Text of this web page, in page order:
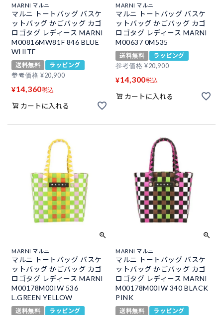
MARNI マルニ
マルニ トートバッグ バスケ
ットバッグ かごバッグ カゴ
ロゴタグ レディース MARNI
M00816MW81F 846 BLUE
WHITE
送料無料
ラッピング
参考価格 ¥20,900
¥14,360税込
カートに入れる
MARNI マルニ
マルニ トートバッグ バスケ
ットバッグ かごバッグ カゴ
ロゴタグ レディース MARNI
M00637 0M535
送料無料
ラッピング
参考価格 ¥20,900
¥14,300税込
カートに入れる
MARNI マルニ
マルニ トートバッグ バスケ
ットバッグ かごバッグ カゴ
ロゴタグ レディース MARNI
M00178M00IW 536
L.GREEN YELLOW
送料無料
ラッピング
MARNI マルニ
マルニ トートバッグ バスケ
ットバッグ かごバッグ カゴ
ロゴタグ レディース MARNI
M00178M00IW 340 BLACK
PINK
送料無料
ラッピング